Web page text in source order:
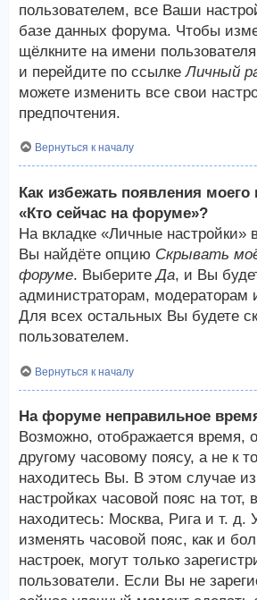
пользователем, все Ваши
базе данных форума. Чтобы
щёлкните на имени
и перейдите по ссылкеЛичный
можете изменить все свои
предпочтения.
Вернуться к началу
Как избежать появления моего
«Кто сейчас на форуме»?
На вкладке «Личные настройки»
Вы найдёте опцию Скрывать
форуме. ВыберитеДа, и Вы
администраторам, модераторам
Для всех остальных Вы будете
пользователем.
Вернуться к началу
На форуме неправильное
Возможно, отображается время,
другому часовому поясу, а не к
находитесь Вы. В этом случае
настройках часовой пояс на тот,
находитесь: Москва, Рига и т. д.
изменять часовой пояс, как и
настроек, могут только
пользователи. Если Вы не